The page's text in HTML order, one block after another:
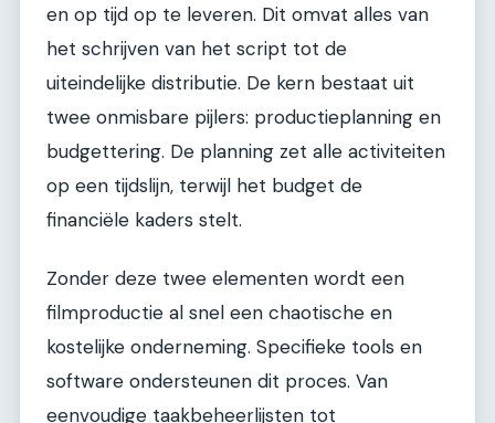
en op tijd op te leveren. Dit omvat alles van
het schrijven van het script tot de
uiteindelijke distributie. De kern bestaat uit
twee onmisbare pijlers: productieplanning en
budgettering. De planning zet alle activiteiten
op een tijdslijn, terwijl het budget de
financiële kaders stelt.
Zonder deze twee elementen wordt een
filmproductie al snel een chaotische en
kostelijke onderneming. Specifieke tools en
software ondersteunen dit proces. Van
eenvoudige taakbeheerlijsten tot